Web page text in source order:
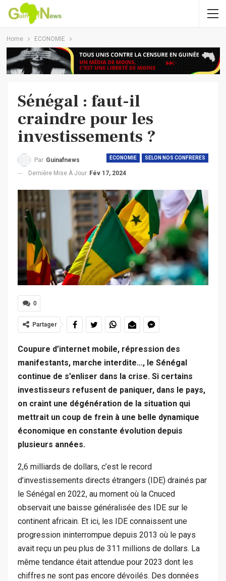
Home ECONOMIE
Sénégal : faut-il
craindre pour les
investissements ?
ECONOMIE SELON NOS CONFRERES
Par Guinafnews
Dernière Mise À Jour Fév 17, 2024
0
Partager
Coupure d’internet mobile, répression des
manifestants, marche interdite…, le Sénégal
continue de s’enliser dans la crise. Si certains
investisseurs refusent de paniquer, dans le pays,
on craint une dégénération de la situation qui
mettrait un coup de frein à une belle dynamique
économique en constante évolution depuis
plusieurs années.
2,6 milliards de dollars, c’est le record
d’investissements directs étrangers (IDE) drainés par
le Sénégal en 2022, au moment où la Cnuced
observait une baisse généralisée des IDE sur le
continent africain. Et ici, les IDE connaissent une
progression ininterrompue depuis 2013 où le pays
avait reçu un peu plus de 311 millions de dollars. La
même tendance était attendue pour 2023 dont les
chiffres ne sont pas encore dévoilés. Des données